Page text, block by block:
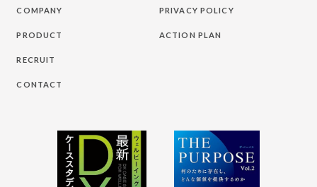
COMPANY
PRODUCT
RECRUIT
CONTACT
PRIVACY POLICY
ACTION PLAN